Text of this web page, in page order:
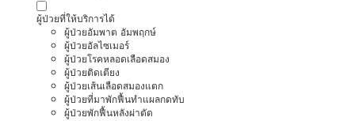
ผู้ป่วยที่ให้บริการได้
ผู้ป่วยอัมพาต อัมพฤกษ์
ผู้ป่วยอัลไซเมอร์
ผู้ป่วยโรคหลอดเลือดสมอง
ผู้ป่วยติดเตียง
ผู้ป่วยเส้นเลือดสมองแตก
ผู้ป่วยที่มาพักฟื้นทำแผลกดทับ
ผู้ป่วยพักฟื้นหลังผ่าตัด